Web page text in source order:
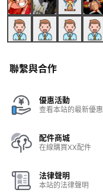
聯繫與合作
優惠活動
查看本站的最新優惠
配件商城
在線購買XX配件
法律聲明
本站的法律聲明